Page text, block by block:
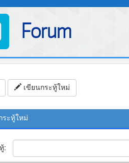
Forum
เขียนกระทู้ใหม่
ระทู้ใหม่
: